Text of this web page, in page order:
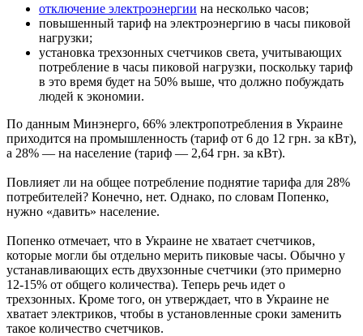
отключение электроэнергии на несколько часов;
повышенный тариф на электроэнергию в часы пиковой
нагрузки;
установка трехзонных счетчиков света, учитывающих
потребление в часы пиковой нагрузки, поскольку тариф
в это время будет на 50% выше, что должно побуждать
людей к экономии.
По данным Минэнерго, 66% электропотребления в Украине
приходится на промышленность (тариф от 6 до 12 грн. за кВт),
а 28% — на население (тариф — 2,64 грн. за кВт).
Повлияет ли на общее потребление поднятие тарифа для 28%
потребителей? Конечно, нет. Однако, по словам Попенко,
нужно «давить» население.
Попенко отмечает, что в Украине не хватает счетчиков,
которые могли бы отдельно мерить пиковые часы. Обычно у
устанавливающих есть двухзонные счетчики (это примерно
12-15% от общего количества). Теперь речь идет о
трехзонных. Кроме того, он утверждает, что в Украине не
хватает электриков, чтобы в установленные сроки заменить
такое количество счетчиков.